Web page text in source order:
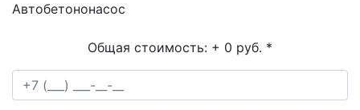
Автобетононасос
Общая стоимость: + 0 руб. *